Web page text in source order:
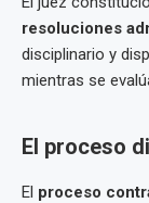
resoluciones
disciplinario y
mientras se
El proceso
El proceso